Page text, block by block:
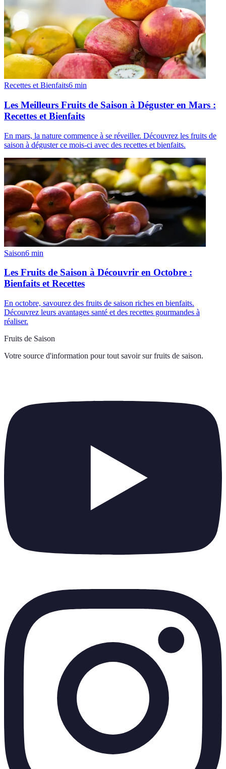
Recettes et Bienfaits6 min
Les Meilleurs Fruits de Saison à Déguster en Mars :
Recettes et Bienfaits
En mars, la nature commence à se réveiller. Découvrez les fruits de
saison à déguster ce mois-ci avec des recettes et bienfaits.
Saison6 min
Les Fruits de Saison à Découvrir en Octobre :
Bienfaits et Recettes
En octobre, savourez des fruits de saison riches en bienfaits.
Découvrez leurs avantages santé et des recettes gourmandes à
réaliser.
Fruits de Saison
Votre source d'information pour tout savoir sur fruits de saison.